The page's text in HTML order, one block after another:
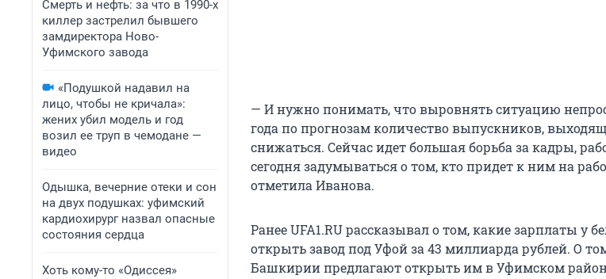
Смерть и нефть: за что в 1990-х
киллер застрелил бывшего
замдиректора Ново-
Уфимского завода
«Подушкой надавил на
лицо, чтобы не кричала»:
жених убил модель и год
возил ее труп в чемодане —
видео
Одышка, вечерние отеки и сон
на двух подушках: уфимский
кардиохирург назвал опасные
состояния сердца
Хоть кому-то «Одиссея»
— И нужно понимать, что выровнять ситуацию
года по прогнозам количество выпускников,
снижаться. Сейчас идет большая борьба за кадры,
сегодня задумываться о том, кто придет к ним на
отметила Иванова.
Ранее UFA1.RU рассказывал о том, какие зарплаты у
открыть завод под Уфой за 43 миллиарда рублей. О
Башкирии предлагают открыть им в Уфимском